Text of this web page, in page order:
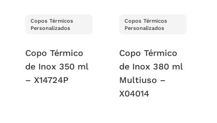
Copos Térmicos
Personalizados
Copo Térmico
de Inox 350 ml
– X14724P
Copos Térmicos
Personalizados
Copo Térmico
de Inox 380 ml
Multiuso –
X04014